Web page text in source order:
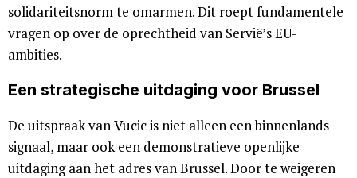
solidariteitsnorm te omarmen. Dit roept fundamentele
vragen op over de oprechtheid van Servië’s EU-
ambities.
Een strategische uitdaging voor Brussel
De uitspraak van Vucic is niet alleen een binnenlands
signaal, maar ook een demonstratieve openlijke
uitdaging aan het adres van Brussel. Door te weigeren